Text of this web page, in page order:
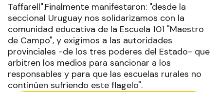
Taffarell".Finalmente manifestaron: "desde la
seccional Uruguay nos solidarizamos con la
comunidad educativa de la Escuela 101 "Maestro
de Campo", y exigimos a las autoridades
provinciales -de los tres poderes del Estado- que
arbitren los medios para sancionar a los
responsables y para que las escuelas rurales no
continúen sufriendo este flagelo".